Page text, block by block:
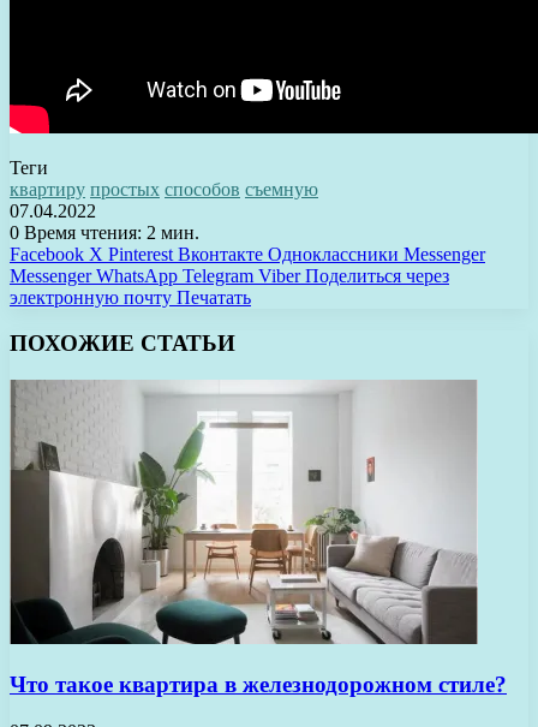
Теги
квартиру простых способов съемную
07.04.2022
0 Время чтения: 2 мин.
Facebook X Pinterest Вконтакте Одноклассники Messenger
Messenger WhatsApp Telegram Viber Поделиться через
электронную почту Печатать
ПОХОЖИЕ СТАТЬИ
Что такое квартира в железнодорожном стиле?